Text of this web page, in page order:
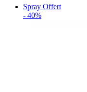
Spray Offert
- 40%